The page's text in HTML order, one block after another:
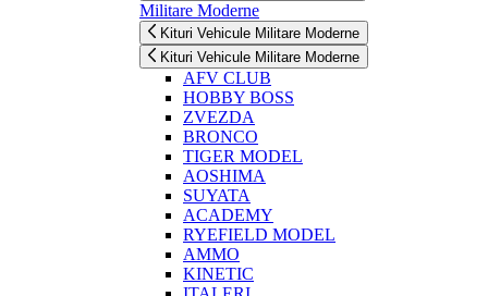
Militare Moderne
Kituri Vehicule Militare Moderne
Kituri Vehicule Militare Moderne
AFV CLUB
HOBBY BOSS
ZVEZDA
BRONCO
TIGER MODEL
AOSHIMA
SUYATA
ACADEMY
RYEFIELD MODEL
AMMO
KINETIC